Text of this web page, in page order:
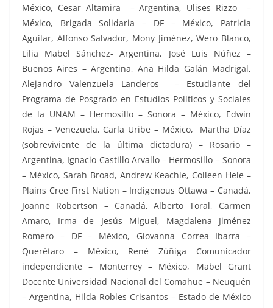
México, Cesar Altamira – Argentina, Ulises Rizzo –
México, Brigada Solidaria – DF – México, Patricia
Aguilar, Alfonso Salvador, Mony Jiménez, Wero Blanco,
Lilia Mabel Sánchez- Argentina, José Luis Núñez –
Buenos Aires – Argentina, Ana Hilda Galán Madrigal,
Alejandro Valenzuela Landeros – Estudiante del
Programa de Posgrado en Estudios Políticos y Sociales
de la UNAM – Hermosillo – Sonora – México, Edwin
Rojas – Venezuela, Carla Uribe – México, Martha Díaz
(sobreviviente de la última dictadura) – Rosario –
Argentina, Ignacio Castillo Arvallo – Hermosillo – Sonora
– México, Sarah Broad, Andrew Keachie, Colleen Hele –
Plains Cree First Nation – Indigenous Ottawa – Canadá,
Joanne Robertson – Canadá, Alberto Toral, Carmen
Amaro, Irma de Jesús Miguel, Magdalena Jiménez
Romero – DF – México, Giovanna Correa Ibarra –
Querétaro – México, René Zúñiga Comunicador
independiente – Monterrey – México, Mabel Grant
Docente Universidad Nacional del Comahue – Neuquén
– Argentina, Hilda Robles Crisantos – Estado de México